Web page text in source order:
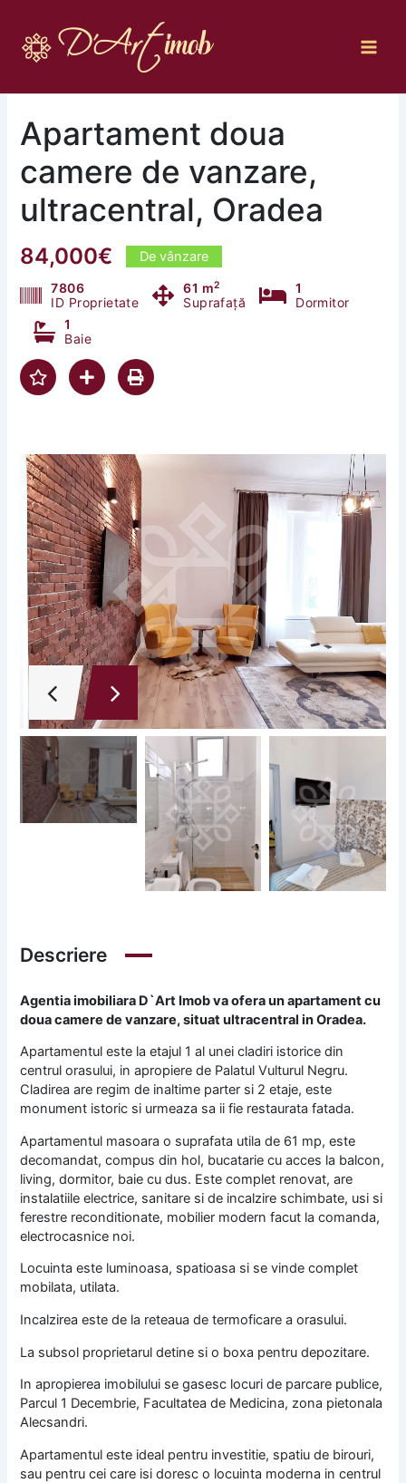
content
Apartament doua
camere de vanzare,
ultracentral, Oradea
84,000€ De vânzare
7806
ID Proprietate
61 m2
Suprafață
1
Dormitor
1
Baie
Descriere
Agentia imobiliara D`Art Imob va ofera un apartament cu
doua camere de vanzare, situat ultracentral in Oradea.
Apartamentul este la etajul 1 al unei cladiri istorice din
centrul orasului, in apropiere de Palatul Vulturul Negru.
Cladirea are regim de inaltime parter si 2 etaje, este
monument istoric si urmeaza sa ii fie restaurata fatada.
Apartamentul masoara o suprafata utila de 61 mp, este
decomandat, compus din hol, bucatarie cu acces la balcon,
living, dormitor, baie cu dus. Este complet renovat, are
instalatiile electrice, sanitare si de incalzire schimbate, usi si
ferestre reconditionate, mobilier modern facut la comanda,
electrocasnice noi.
Locuinta este luminoasa, spatioasa si se vinde complet
mobilata, utilata.
Incalzirea este de la reteaua de termoficare a orasului.
La subsol proprietarul detine si o boxa pentru depozitare.
In apropierea imobilului se gasesc locuri de parcare publice,
Parcul 1 Decembrie, Facultatea de Medicina, zona pietonala
Alecsandri.
Apartamentul este ideal pentru investitie, spatiu de birouri,
sau pentru cei care isi doresc o locuinta moderna in centrul